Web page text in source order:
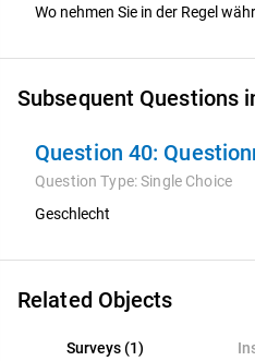
Wo nehmen Sie in der Regel
Subsequent Questions
Question 40:
Question Type:Single Choice
Geschlecht
Related Objects
Surveys (1)
Surveys (1)